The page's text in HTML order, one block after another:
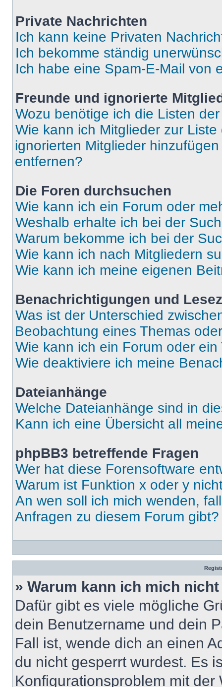
Private Nachrichten
Ich kann keine Privaten
Ich bekomme ständig
Ich habe eine Spam-E-Mail von
Freunde und ignorierte
Wozu benötige ich die Listen
Wie kann ich Mitglieder zur
ignorierten Mitglieder
entfernen?
Die Foren durchsuchen
Wie kann ich ein Forum oder
Weshalb erhalte ich bei der
Warum bekomme ich bei der
Wie kann ich nach Mitgliedern
Wie kann ich meine eigenen
Benachrichtigungen und
Was ist der Unterschied
Beobachtung eines Themas
Wie kann ich ein Forum oder
Wie deaktiviere ich meine
Dateianhänge
Welche Dateianhänge sind in
Kann ich eine Übersicht all
phpBB3 betreffende Fragen
Wer hat diese Forensoftware
Warum ist Funktion x oder y
An wen soll ich mich wenden,
Anfragen zu diesem Forum gibt?
» Warum kann ich mich
Dafür gibt es viele mögliche
dein Benutzername und dein
Fall ist, wende dich an einen
du nicht gesperrt wurdest. Es
Konfigurationsproblem mit